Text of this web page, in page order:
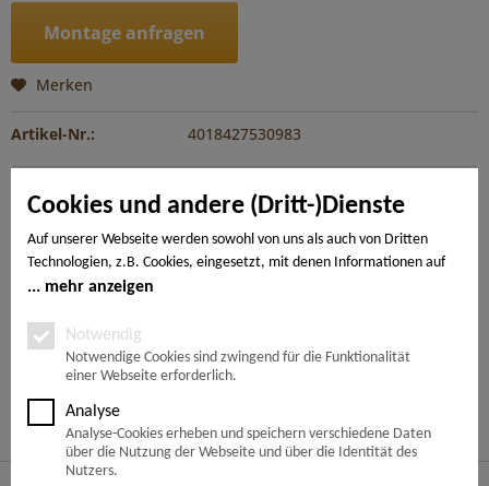
Cookies und andere (Dritt-)Dienste
Auf unserer Webseite werden sowohl von uns als auch von Dritten
Technologien, z.B. Cookies, eingesetzt, mit denen Informationen auf
Ihrem Endgerät gespeichert und/oder von Ihrem Endgerät abgerufen
Notwendige Cookies, Analyse-, Marketing- und Statistik-Cookies. Bei
den notwendigen Cookies handelt es sich um solche, die technisch
notwendig sind, um den von Ihnen gewünschten Dienst
bereitzustellen, die übrigen Cookies werden nur auf Grund einer von
Ihnen erteilten Einwilligung gesetzt. Die Einwilligung ist freiwillig.
Personen, die das 16. Lebensjahr noch nicht vollendet haben,
benötigen die Zustimmung der Sorgeberechtigten. Sie können Ihre
mehr anzeigen
Notwendig
Notwendige Cookies sind zwingend für die Funktionalität
einer Webseite erforderlich.
Analyse
Analyse-Cookies erheben und speichern verschiedene Daten
über die Nutzung der Webseite und über die Identität des
Nutzers.
Montage anfragen
Merken
Artikel-Nr.: 4018427530983
Der WaveAqua mit spezieller Surface Protect Oberfläche ist
extrem kratzbeständig und steckt all...mehr
Ähnliche Artikel
Kunden haben sich ebenfalls angesehen